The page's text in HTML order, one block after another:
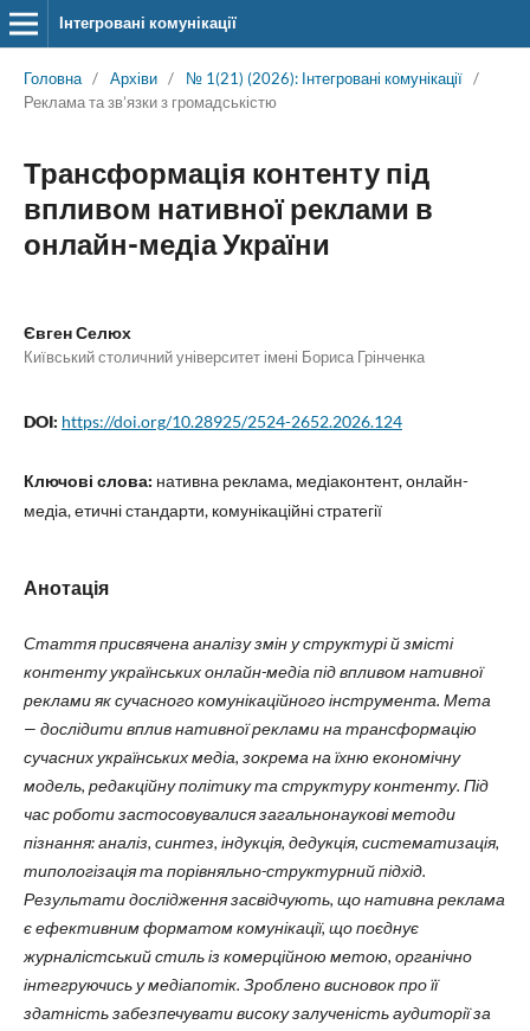
Інтегровані комунікації
Головна / Архіви / № 1(21) (2026): Інтегровані комунікації /
Реклама та зв’язки з громадськістю
Трансформація контенту під
впливом нативної реклами в
онлайн-медіа України
Євген Селюх
Київський столичний університет імені Бориса Грінченка
DOI: https://doi.org/10.28925/2524-2652.2026.124
Ключові слова: нативна реклама, медіаконтент, онлайн-
медіа, етичні стандарти, комунікаційні стратегії
Анотація
Стаття присвячена аналізу змін у структурі й змісті
контенту українських онлайн-медіа під впливом нативної
реклами як сучасного комунікаційного інструмента. Мета
— дослідити вплив нативної реклами на трансформацію
сучасних українських медіа, зокрема на їхню економічну
модель, редакційну політику та структуру контенту. Під
час роботи застосовувалися загальнонаукові методи
пізнання: аналіз, синтез, індукція, дедукція, систематизація,
типологізація та порівняльно-структурний підхід.
Результати дослідження засвідчують, що нативна реклама
є ефективним форматом комунікації, що поєднує
журналістський стиль із комерційною метою, органічно
інтегруючись у медіапотік. Зроблено висновок про її
здатність забезпечувати високу залученість аудиторії за